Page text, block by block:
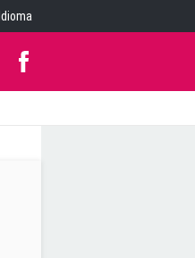
Idioma